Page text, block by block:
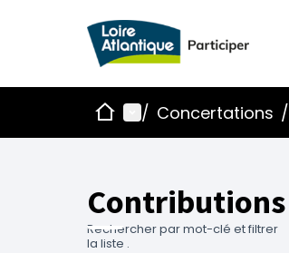
AccueilMenu principal
/ Concertations /
Contributions
Rechercher par mot-clé et filtrer
la liste .